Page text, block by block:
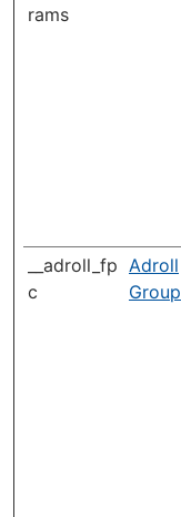
rams
__adroll_fp
c
Adroll
Group